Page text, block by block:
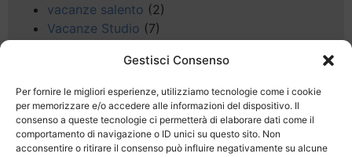
Gestisci Consenso
Per fornire le migliori esperienze, utilizziamo tecnologie come i cookie
per memorizzare e/o accedere alle informazioni del dispositivo. Il
consenso a queste tecnologie ci permetterà di elaborare dati come il
comportamento di navigazione o ID unici su questo sito. Non
acconsentire o ritirare il consenso può influire negativamente su alcune
vacanze salento (2)
Vacanze Studio (7)
Valle d'Aosta(5)
Veneto (25)
Voli low cost(4)
Web(9)
week end(45)